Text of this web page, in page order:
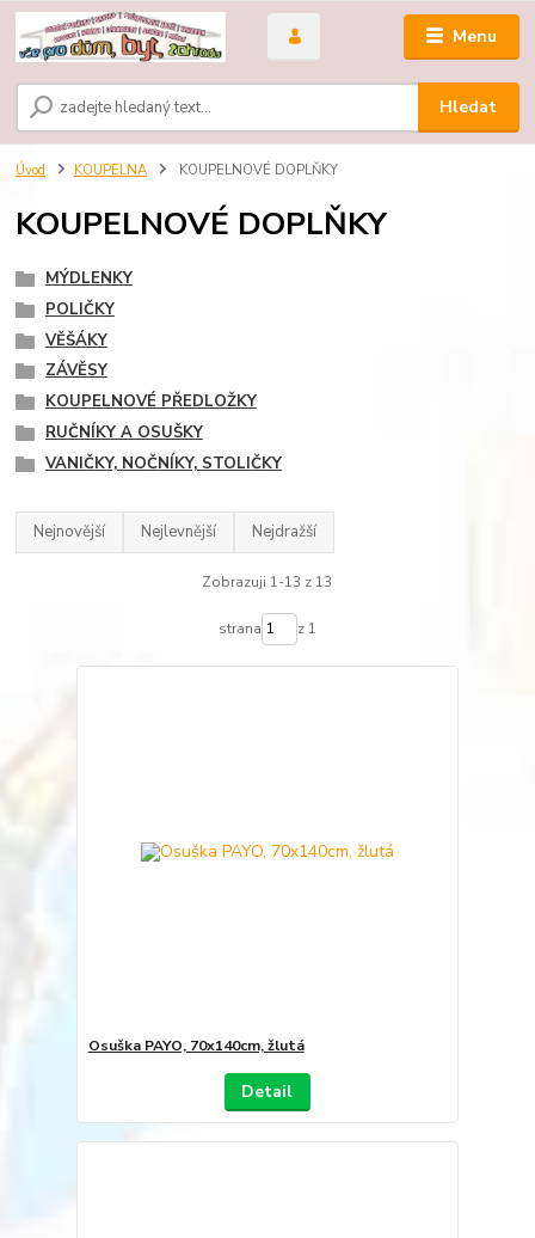
Menu
Hledat
Úvod KOUPELNA KOUPELNOVÉ DOPLŇKY
KOUPELNOVÉ DOPLŇKY
MÝDLENKY
POLIČKY
VĚŠÁKY
ZÁVĚSY
KOUPELNOVÉ PŘEDLOŽKY
RUČNÍKY A OSUŠKY
VANIČKY, NOČNÍKY, STOLIČKY
Nejnovější Nejlevnější Nejdražší
Zobrazuji 1-13 z 13
strana z 1
Osuška PAYO, 70x140cm, žlutá
Detail